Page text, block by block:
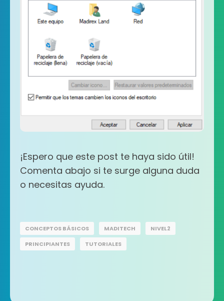
¡Espero que este post te haya sido útil!
Comenta abajo si te surge alguna duda
o necesitas ayuda.
CONCEPTOS BÁSICOS MADITECH
NIVEL2
PRINCIPIANTES
TUTORIALES